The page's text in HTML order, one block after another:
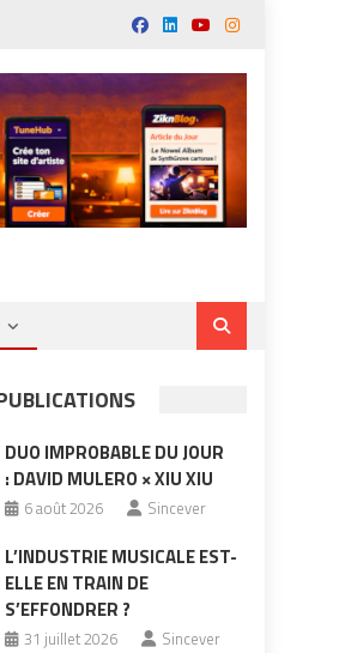
DUO IMPROBABLE DU JOUR
: DAVID MULERO × XIU XIU
6 août 2026 Sincever
L’INDUSTRIE MUSICALE EST-
ELLE EN TRAIN DE
S’EFFONDRER ?
31 juillet 2026 Sincever